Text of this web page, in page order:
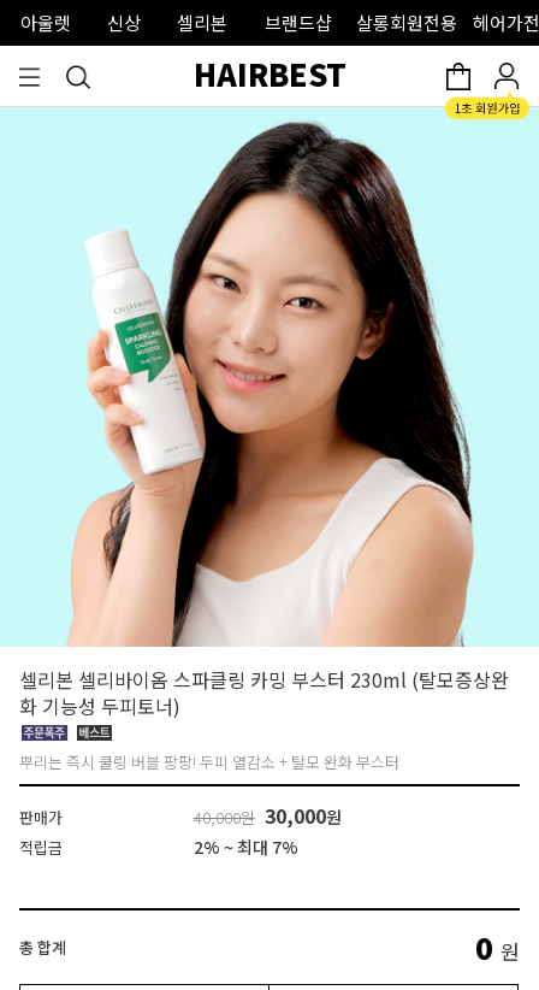
아울렛 신상 셀리본 브랜드샵 살롱회원전용 헤어가
HAIRBEST
셀리본 셀리바이옴 스파클링 카밍 부스터 230ml (탈모증상완
화 기능성 두피토너)
뿌리는 즉시 쿨링 버블 팡팡! 두피 열감소 + 탈모 완화 부스터
판매가 40,000원 30,000원
적립금 2% ~ 최대 7%
총 합계 0 원